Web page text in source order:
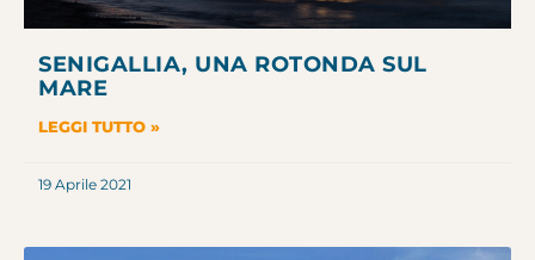
SENIGALLIA, UNA ROTONDA SUL
MARE
LEGGI TUTTO »
19 Aprile 2021